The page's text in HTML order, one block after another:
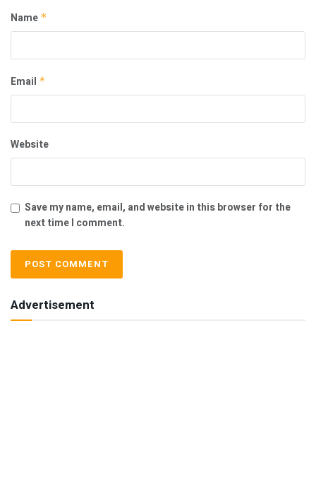
Name *
Email *
Website
Save my name, email, and website in this browser for the
next time I comment.
Advertisement